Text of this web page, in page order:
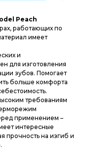
Peach
работающих по
имеет
и
для изготовления
зубов. Помогает
больше комфорта
требованиям
применением –
интересные
прочность на изгиб и